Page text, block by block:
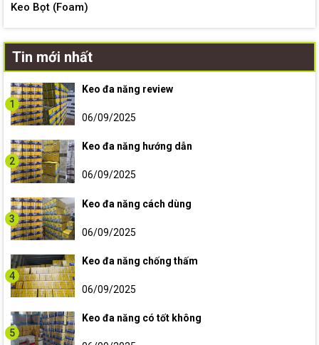
Keo Bọt (Foam)
Tin mới nhất
1
Keo đa năng review
06/09/2025
2
Keo đa năng hướng dẫn
06/09/2025
3
Keo đa năng cách dùng
06/09/2025
4
Keo đa năng chống thấm
06/09/2025
5
Keo đa năng có tốt không